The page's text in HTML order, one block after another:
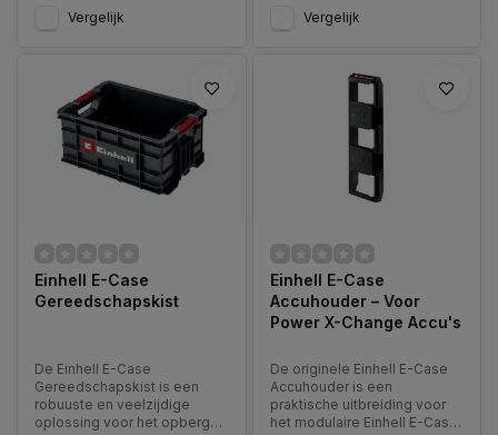
Vergelijk Vergelijk
Einhell E-Case
Gereedschapskist
De Einhell E-Case
Gereedschapskist is een
robuuste en veelzijdige
oplossing voor het opbergen
Einhell E-Case
Accuhouder – Voor
Power X-Change Accu's
De originele Einhell E-Case
Accuhouder is een
praktische uitbreiding voor
het modulaire Einhell E-Case